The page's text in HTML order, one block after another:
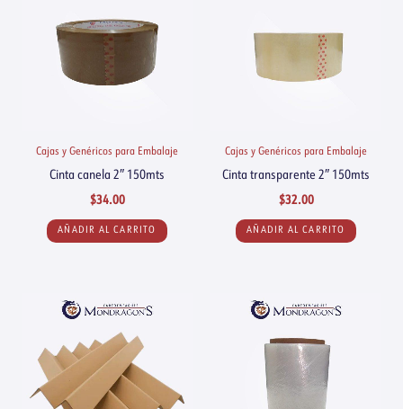
Cajas y Genéricos para Embalaje
Cinta canela 2″ 150mts
$34.00
AÑADIR AL CARRITO
Cajas y Genéricos para Embalaje
Cinta transparente 2″ 150mts
$32.00
AÑADIR AL CARRITO